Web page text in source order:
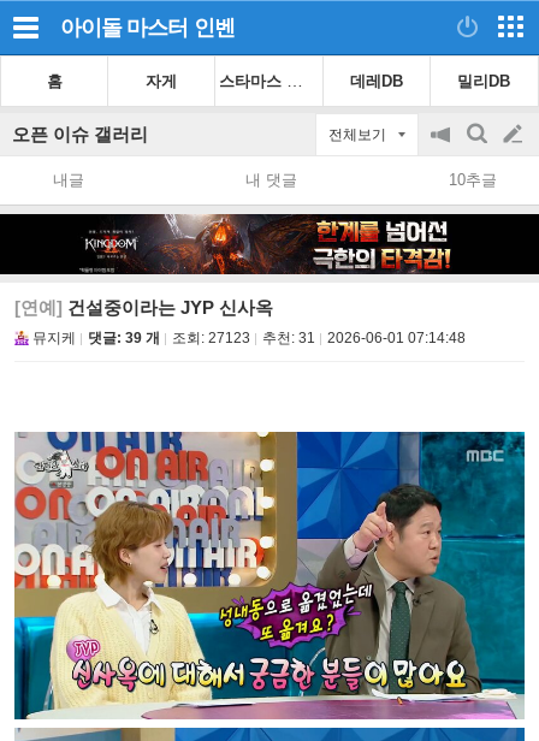
아이돌 마스터 인벤
홈 자게 데레DB 밀리DB
오픈 이슈 갤러리 전체보기
공
지
on/off
검
색
글
쓰
내글 내 댓글 10추글
[연예] 건설중이라는 JYP 신사옥
뮤지케 댓글: 39 개 조회: 27123 추천: 31 2026-06-01 07:14:48